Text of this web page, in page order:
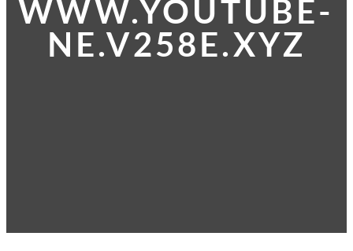
WWW.YOUTUBE-
NE.V258E.XYZ